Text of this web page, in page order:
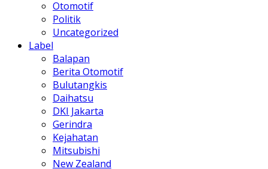
Otomotif
Politik
Uncategorized
Label
Balapan
Berita Otomotif
Bulutangkis
Daihatsu
DKI Jakarta
Gerindra
Kejahatan
Mitsubishi
New Zealand